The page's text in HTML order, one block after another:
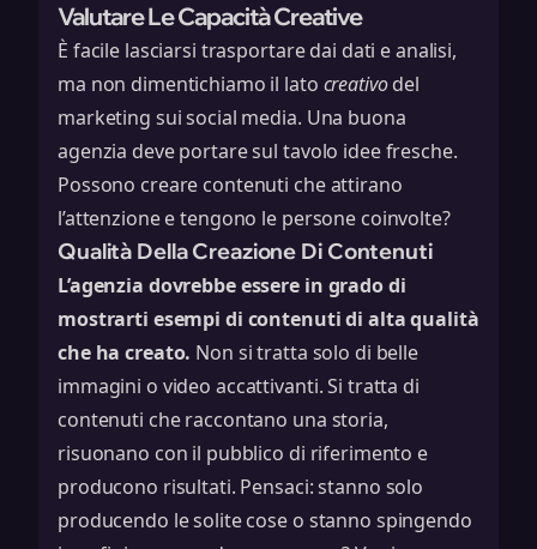
Valutare Le Capacità Creative
È facile lasciarsi trasportare dai dati e analisi,
ma non dimentichiamo il lato creativodel
marketing sui social media. Una buona
agenzia deve portare sul tavolo idee fresche.
Possono creare contenuti che attirano
l’attenzione e tengono le persone coinvolte?
Qualità Della Creazione Di Contenuti
L’agenzia dovrebbe essere in grado di
mostrarti esempi di contenuti di alta qualità
che ha creato. Non si tratta solo di belle
immagini o video accattivanti. Si tratta di
contenuti che raccontano una storia,
risuonano con il pubblico di riferimento e
producono risultati. Pensaci: stanno solo
producendo le solite cose o stanno spingendo